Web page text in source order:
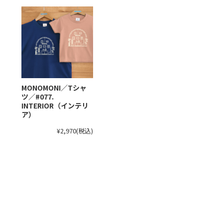
MONOMONI／Tシャ
ツ／#077.
INTERIOR（インテリ
ア）
¥2,970(税込)